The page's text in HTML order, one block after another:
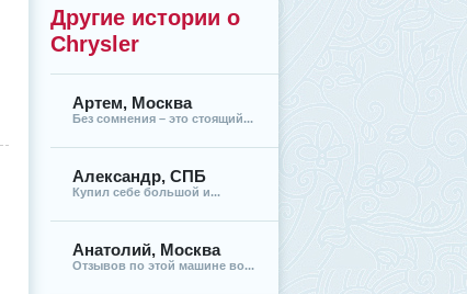
Другие истории о
Chrysler
Артем, Москва
Без сомнения – это стоящий...
Александр, СПБ
Купил себе большой и...
Анатолий, Москва
Отзывов по этой машине во...